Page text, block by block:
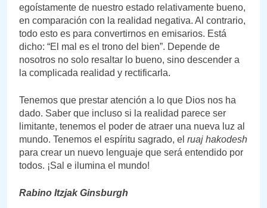
egoístamente de nuestro estado relativamente bueno,
en comparación con la realidad negativa. Al contrario,
todo esto es para convertirnos en emisarios. Está
dicho: “El mal es el trono del bien”. Depende de
nosotros no solo resaltar lo bueno, sino descender a
la complicada realidad y rectificarla.
Tenemos que prestar atención a lo que Dios nos ha
dado. Saber que incluso si la realidad parece ser
limitante, tenemos el poder de atraer una nueva luz al
mundo. Tenemos el espíritu sagrado, el ruaj hakodesh
para crear un nuevo lenguaje que será entendido por
todos. ¡Sal e ilumina el mundo!
Rabino Itzjak Ginsburgh